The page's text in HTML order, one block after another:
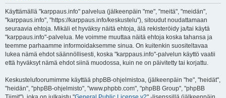
Käyttämällä "karppaus.info" palvelua (jälkeenpäin "me", "meitä", "meidän",
"karppaus.info", "https://karppaus.info/keskustelu"), sitoudut noudattamaan
seuraavia ehtoja. Mikäli et hyväksy näitä ehtoja, älä rekisteröidy ja/tai käytä
"karppaus.info"-palvelua. Me voimme muuttaa näitä ehtoja koska tahansa ja
teemme parhaamme informoidaksemme sinua. On kuitenkin suositeltavaa
lukea nämä ehdot säännöllisesti, koska "karppaus.info"-palvelun käyttö vaatii
että hyväksyt nämä ehdot siinä muodossa, kuin ne on päivitetty tai korjattu.
Keskustelufoorumimme käyttää phpBB-ohjelmistoa, (jälkeenpäin "he", "heidät",
"heidän", "phpBB-ohjelmisto", "www.phpbb.com", "phpBB Group", "phpBB